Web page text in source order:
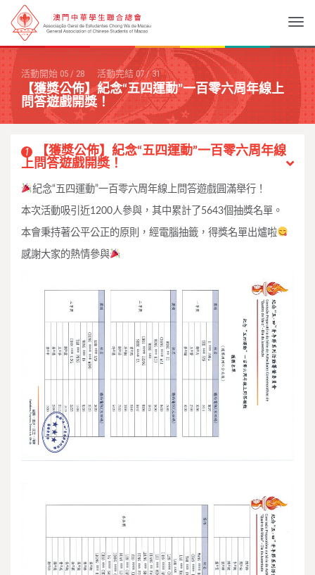
活動開始 05 / 28 活動完結 07/31
【獲獎公佈】紀念“五四運動”一百零六周年線上
問答遊戲開獎！
1
【獲獎公佈】紀念“五四運動”一百零六周年線
上問答遊戲開獎！
紀念“五四運動”一百零六周年線上問答遊戲圓滿舉行！
本次活動吸引近1200人參與，其中累計了5643個抽獎名單。
本會秉持著公平公正的原則，經電腦抽籤，得獎名單出爐啦
感謝大家的熱情參與